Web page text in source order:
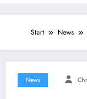
Start News
News